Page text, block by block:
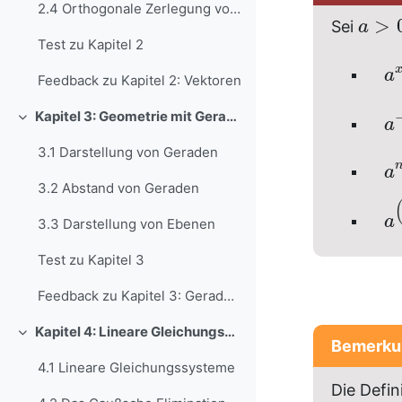
2.4 Orthogonale Zerlegung von Vektoren
Test zu Kapitel 2
Feedback zu Kapitel 2: Vektoren
Einklappen Kapitel 3: Geometrie mit Geraden und Ebenen
3.1 Darstellung von Geraden
3.2 Abstand von Geraden
3.3 Darstellung von Ebenen
Test zu Kapitel 3
Feedback zu Kapitel 3: Geraden und Ebenen
Einklappen Kapitel 4: Lineare Gleichungssysteme
4.1 Lineare Gleichungssysteme
Sei a >
ax
a
an
a(
Die